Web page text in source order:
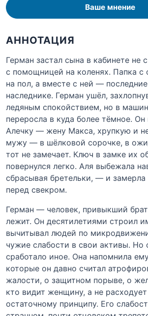
Ваше мнение
АННОТАЦИЯ
Герман застал сына в кабинете не
с помощницей на коленях. Папка с
на пол, а вместе с ней —
наследнике. Герман ушёл,
ледяным спокойствием, но в
переросла в куда более тёмное. Он
Алечку — жену Макса, хрупкую и
мужу — в шёлковой сорочке, в
тот не замечает. Ключ в замке их
повернулся легко. Аля выбежала
сбрасывая бретельки, — и замерла
перед свекром.
Герман — человек, привыкший
лежит. Он десятилетиями строил
вычитывал людей по
чужие слабости в свои активы. Но
сработало иное. Она напомнила
которые он давно считал
жалости, о защитном порыве, о
кто видит женщину, а не
остаточному принципу. Его